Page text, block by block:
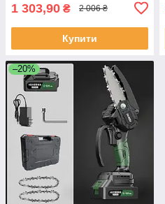
1 303,90 ₴ 2 006 ₴
Купити
–20%